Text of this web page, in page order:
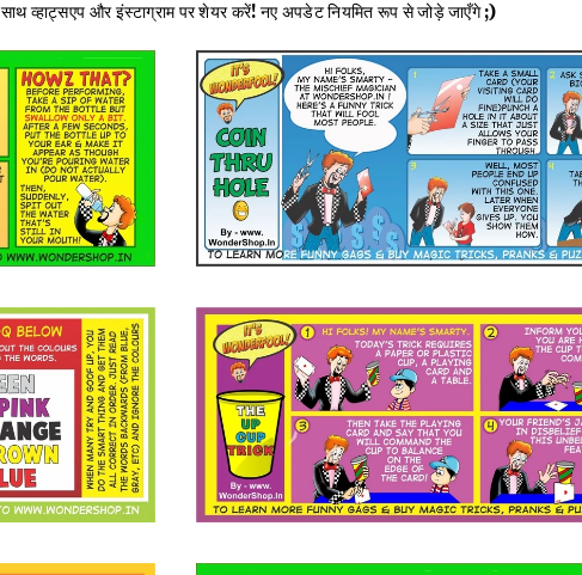
व्हाट्सएप और इंस्टाग्राम पर शेयर करें! नए अपडेट नियमित रूप से जोड़े जाएँगे ;)